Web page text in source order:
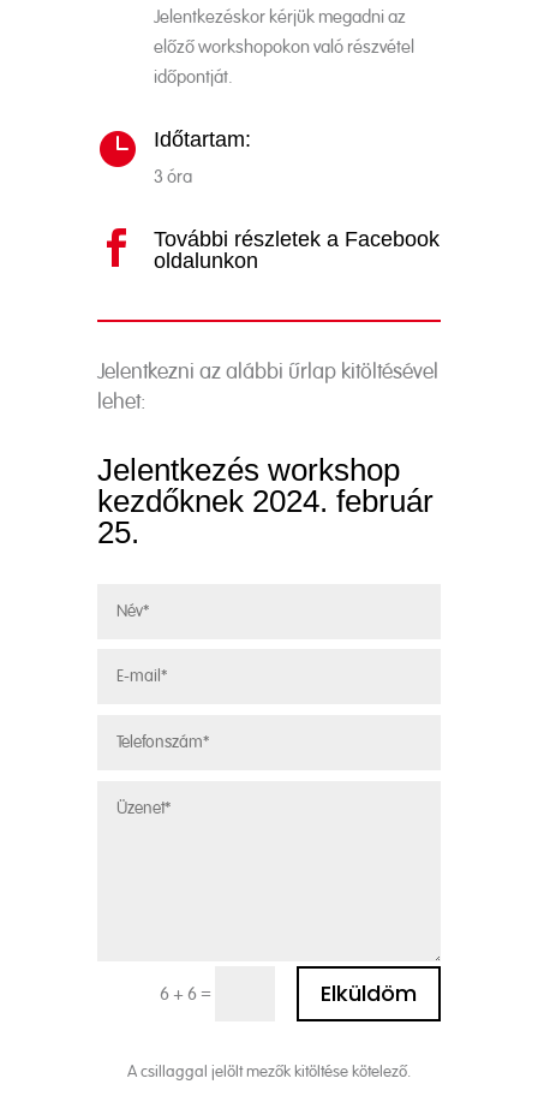
Jelentkezéskor kérjük megadni az
előző workshopokon való részvétel
időpontját.
 Időtartam:
3 óra

További részletek a Facebook
oldalunkon
Jelentkezni az alábbi űrlap kitöltésével
lehet:
Jelentkezés workshop
kezdőknek 2024. február
25.
6 + 6 = Elküldöm
Alternative:
A csillaggal jelölt mezők kitöltése kötelező.